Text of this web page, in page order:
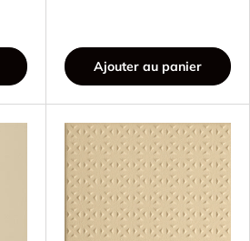
Ajouter au panier